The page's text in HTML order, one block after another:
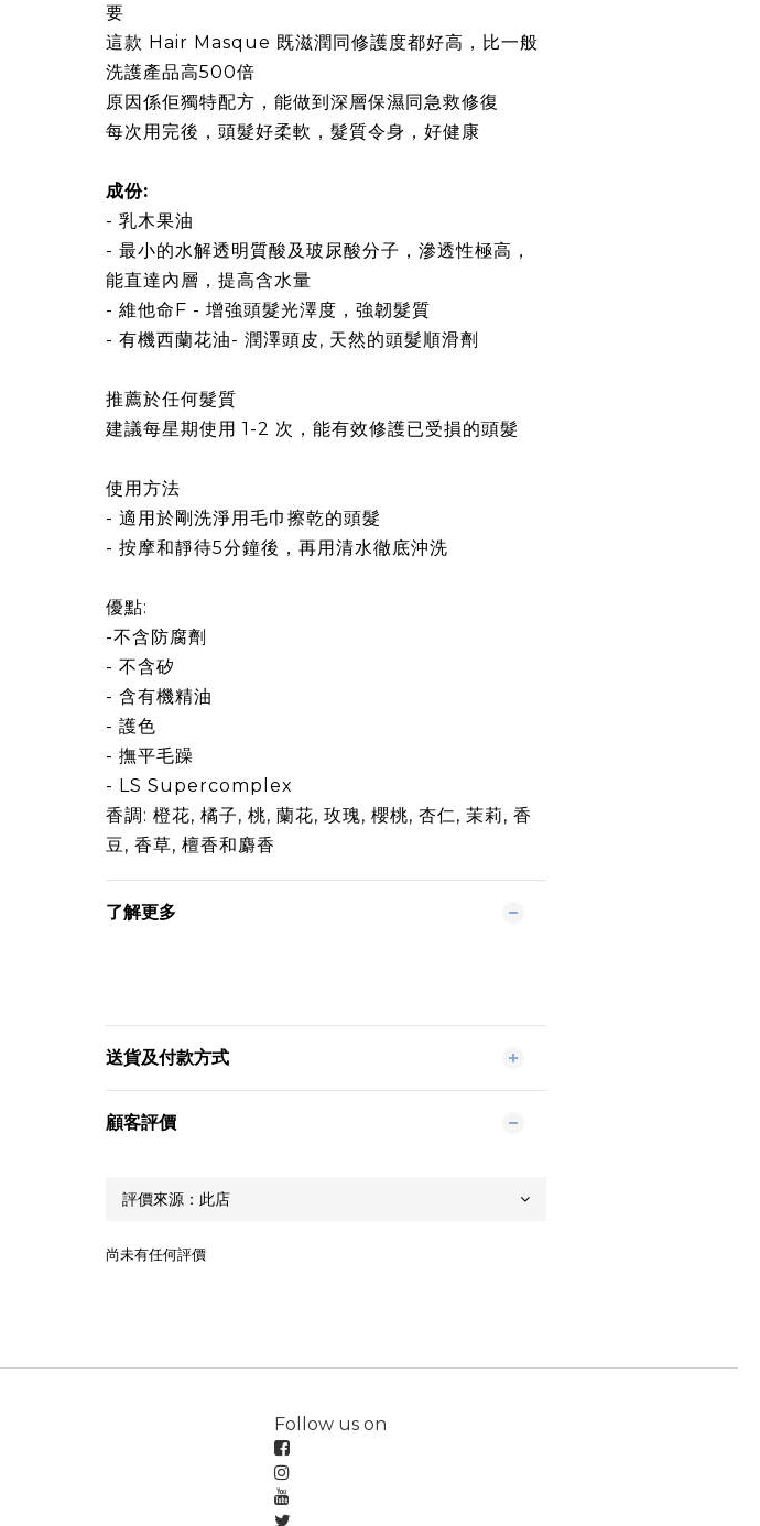
要
這款 Hair Masque 既滋潤同修護度都好高， 比一般
洗護產品高500倍
原因係佢獨特配方， 能做到深層保濕同急救修復
每次用完後， 頭髮好柔軟，髮質令身， 好健康
成份:
- 乳木果油
- 最小的水解透明質酸及玻尿酸分子，滲透性極高，
能直達內層，提高含水量
- 維他命F - 增強頭髮光澤度，強韌髮質
- 有機西蘭花油- 潤澤頭皮, 天然的頭髮順滑劑
推薦於任何髮質
建議每星期使用 1-2 次，能有效修護已受損的頭髮
使用方法
- 適用於剛洗淨用毛巾擦乾的頭髮
- 按摩和靜待5分鐘後，再用清水徹底沖洗
優點:
-不含防腐劑
- 不含矽
- 含有機精油
- 護色
- 撫平毛躁
- LS Supercomplex
香調: 橙花, 橘子, 桃, 蘭花, 玫瑰, 櫻桃, 杏仁, 茉莉, 香
豆, 香草, 檀香和麝香
了解更多
送貨及付款方式
顧客評價
尚未有任何評價
Follow us on